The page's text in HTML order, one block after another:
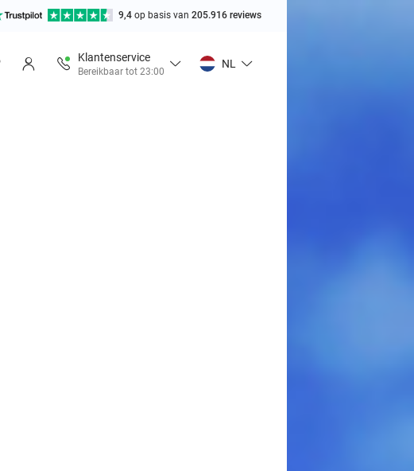
9,4 op basis van 205.916 reviews
Klantenservice
Bereikbaar tot 23:00
NL